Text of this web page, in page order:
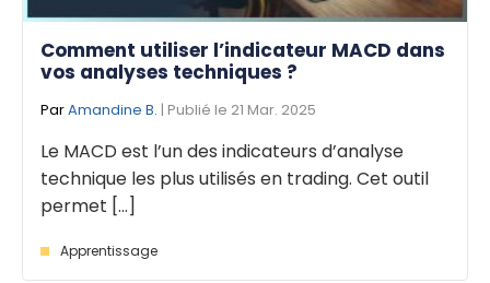
Comment utiliser l’indicateur MACD dans
vos analyses techniques ?
ParAmandine B. | Publié le 21 Mar. 2025
Le MACD est l’un des indicateurs d’analyse
technique les plus utilisés en trading. Cet outil
permet [...]
Apprentissage